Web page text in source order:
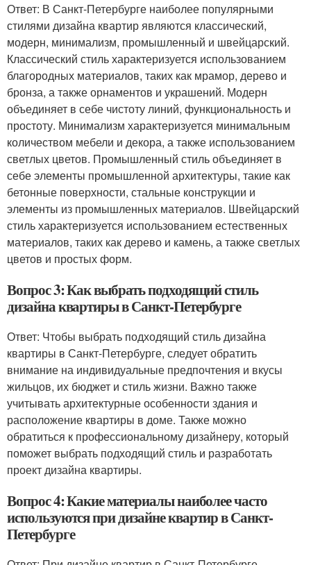
Ответ: В Санкт-Петербурге наиболее популярными
стилями дизайна квартир являются классический,
модерн, минимализм, промышленный и швейцарский.
Классический стиль характеризуется использованием
благородных материалов, таких как мрамор, дерево и
бронза, а также орнаментов и украшений. Модерн
объединяет в себе чистоту линий, функциональность и
простоту. Минимализм характеризуется минимальным
количеством мебели и декора, а также использованием
светлых цветов. Промышленный стиль объединяет в
себе элементы промышленной архитектуры, такие как
бетонные поверхности, стальные конструкции и
элементы из промышленных материалов. Швейцарский
стиль характеризуется использованием естественных
материалов, таких как дерево и камень, а также светлых
цветов и простых форм.
Вопрос 3: Как выбрать подходящий стиль
дизайна квартиры в Санкт-Петербурге
Ответ: Чтобы выбрать подходящий стиль дизайна
квартиры в Санкт-Петербурге, следует обратить
внимание на индивидуальные предпочтения и вкусы
жильцов, их бюджет и стиль жизни. Важно также
учитывать архитектурные особенности здания и
расположение квартиры в доме. Также можно
обратиться к профессиональному дизайнеру, который
поможет выбрать подходящий стиль и разработать
проект дизайна квартиры.
Вопрос 4: Какие материалы наиболее часто
используются при дизайне квартир в Санкт-
Петербурге